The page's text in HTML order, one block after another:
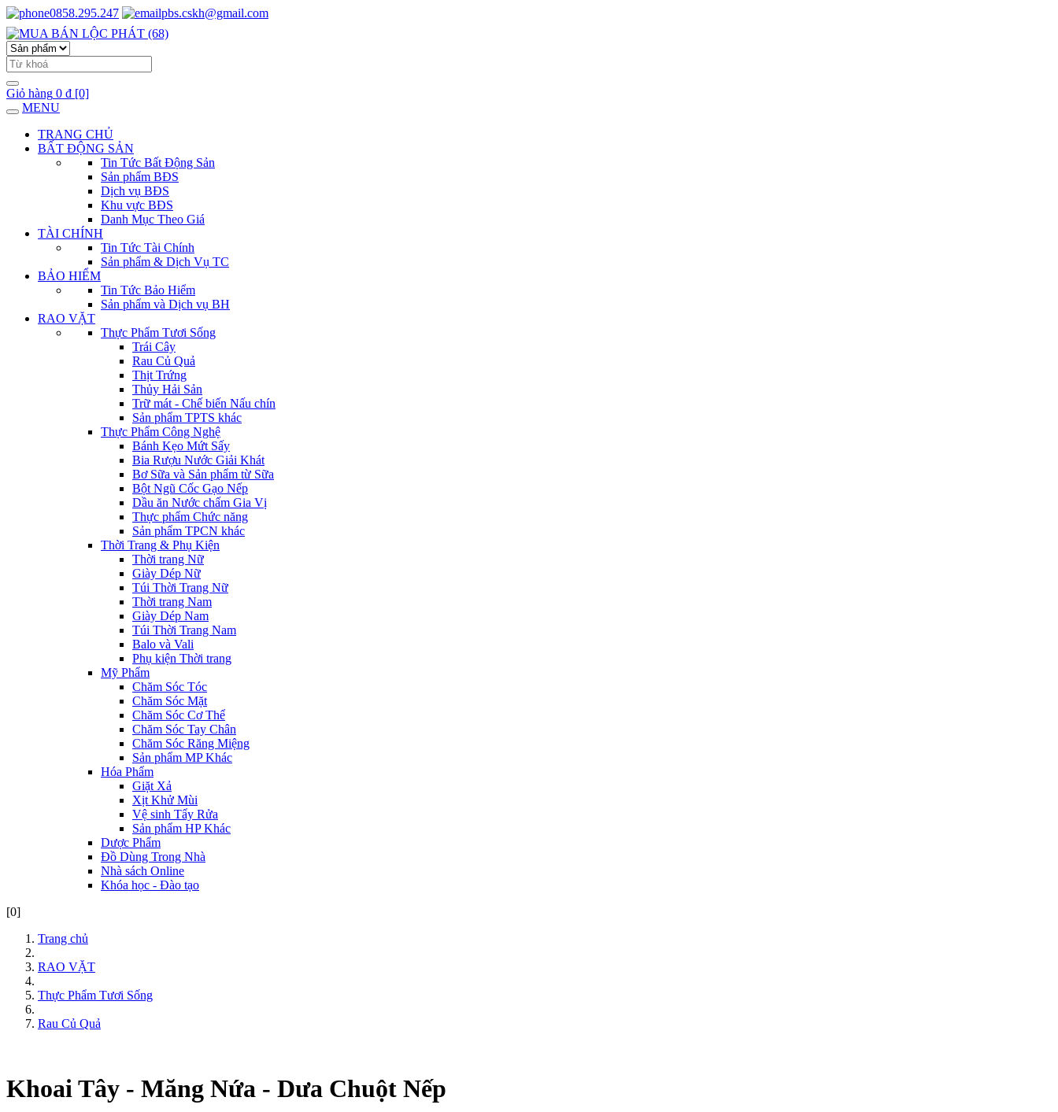
0858.295.247 pbs.cskh@gmail.com
Giỏ hàng 0 đ [0]
MENU
TRANG CHỦ
BẤT ĐỘNG SẢN
Tin Tức Bất Động Sản
Sản phẩm BĐS
Dịch vụ BĐS
Khu vực BĐS
Danh Mục Theo Giá
TÀI CHÍNH
Tin Tức Tài Chính
Sản phẩm & Dịch Vụ TC
BẢO HIỂM
Tin Tức Bảo Hiểm
Sản phẩm và Dịch vụ BH
RAO VẶT
Thực Phẩm Tươi Sống
Trái Cây
Rau Củ Quả
Thịt Trứng
Thủy Hải Sản
Trữ mát - Chế biến Nấu chín
Sản phẩm TPTS khác
Thực Phẩm Công Nghệ
Bánh Kẹo Mứt Sấy
Bia Rượu Nước Giải Khát
Bơ Sữa và Sản phẩm từ Sữa
Bột Ngũ Cốc Gạo Nếp
Dầu ăn Nước chấm Gia Vị
Thực phẩm Chức năng
Sản phẩm TPCN khác
Thời Trang & Phụ Kiện
Thời trang Nữ
Giày Dép Nữ
Túi Thời Trang Nữ
Thời trang Nam
Giày Dép Nam
Túi Thời Trang Nam
Balo và Vali
Phụ kiện Thời trang
Mỹ Phẩm
Chăm Sóc Tóc
Chăm Sóc Mặt
Chăm Sóc Cơ Thể
Chăm Sóc Tay Chân
Chăm Sóc Răng Miệng
Sản phẩm MP Khác
Hóa Phẩm
Giặt Xả
Xịt Khử Mùi
Vệ sinh Tẩy Rửa
Sản phẩm HP Khác
Dược Phẩm
Đồ Dùng Trong Nhà
Nhà sách Online
Khóa học - Đào tạo
[0]
Trang chủ
RAO VẶT
Thực Phẩm Tươi Sống
Rau Củ Quả
Khoai Tây - Măng Nứa - Dưa Chuột Nếp